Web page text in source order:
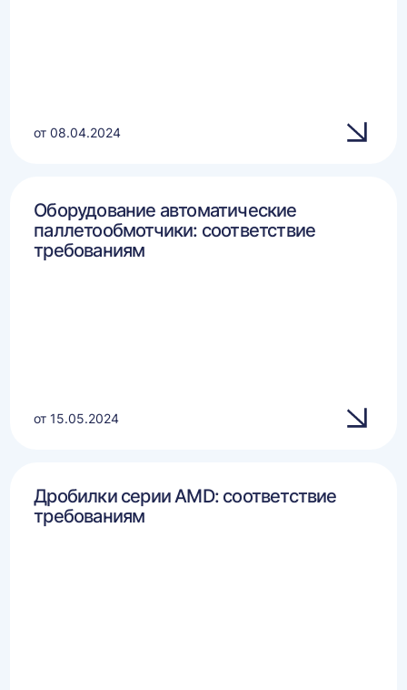
от 08.04.2024
Оборудование автоматические
паллетообмотчики: соответствие
требованиям
от 15.05.2024
Дробилки серии AMD: соответствие
требованиям